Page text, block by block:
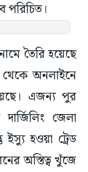
পরিচিত।
তৈরি হয়েছে
অনলাইনে
এজন্য পুর
জেলা
ইস্যু হওয়া ট্রেড
অস্তিত্ব খুঁজে